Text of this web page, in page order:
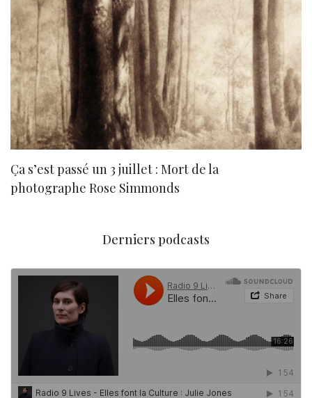
Ça s’est passé un 3 juillet : Mort de la
photographe Rose Simmonds
Derniers podcasts